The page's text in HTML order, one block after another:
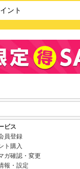
ント
ビス
員登録
ト購入
ガ確認・変更
報・設定